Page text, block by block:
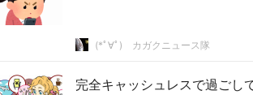
(*ﾟ∀ﾟ)ゞカガクニュース隊
完全キャッシュレスで過ごし